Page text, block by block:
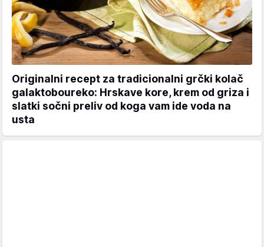
Originalni recept za tradicionalni grčki kolač
galaktoboureko: Hrskave kore, krem od griza i
slatki sočni preliv od koga vam ide voda na
usta